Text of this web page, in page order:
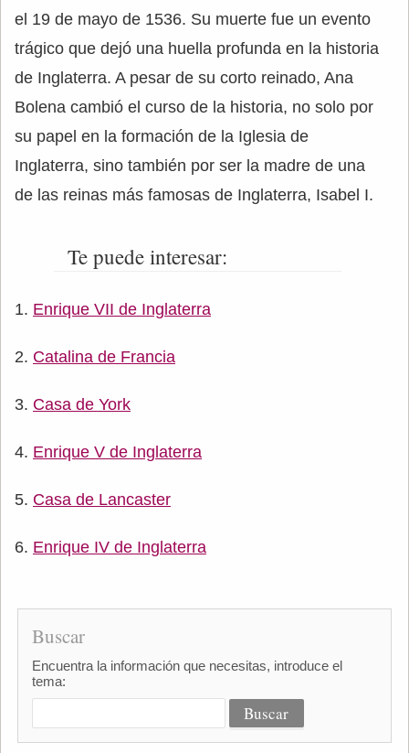
el 19 de mayo de 1536. Su muerte fue un evento
trágico que dejó una huella profunda en la historia
de Inglaterra. A pesar de su corto reinado, Ana
Bolena cambió el curso de la historia, no solo por
su papel en la formación de la Iglesia de
Inglaterra, sino también por ser la madre de una
de las reinas más famosas de Inglaterra, Isabel I.
Te puede interesar:
Enrique VII de Inglaterra
Catalina de Francia
Casa de York
Enrique V de Inglaterra
Casa de Lancaster
Enrique IV de Inglaterra
Buscar
Encuentra la información que necesitas, introduce el
tema: